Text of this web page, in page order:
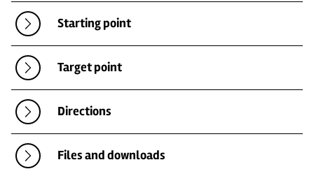
Starting point
Target point
Directions
Files and downloads